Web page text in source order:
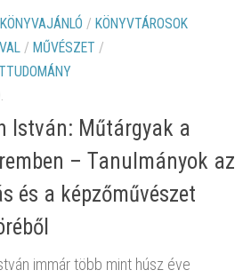
KÖNYVAJÁNLÓ / KÖNYVTÁROSOK
/ MŰVÉSZET /
István: Műtárgyak a
– Tanulmányok az
és a képzőművészet
immár több mint húsz éve